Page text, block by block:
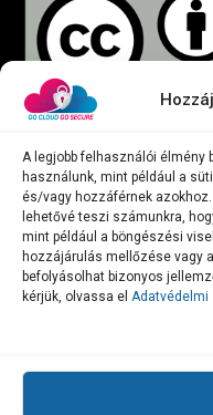
A legjobb felhasználói élmény
használunk, mint például a
és/vagy hozzáférnek
lehetővé teszi számunkra,
mint például a böngészési
hozzájárulás mellőzése vagy
befolyásolhat bizonyos
kérjük, olvassa el Adatvédelmi
Az Erasmus+ projekt
beleértve a Mátrixot, a
Commons Attribution-
Nemzetközi 4.0Nemzetközi
teszük elérhetővé.